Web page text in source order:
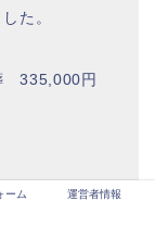
た。
335,000円
ーム 運営者情報